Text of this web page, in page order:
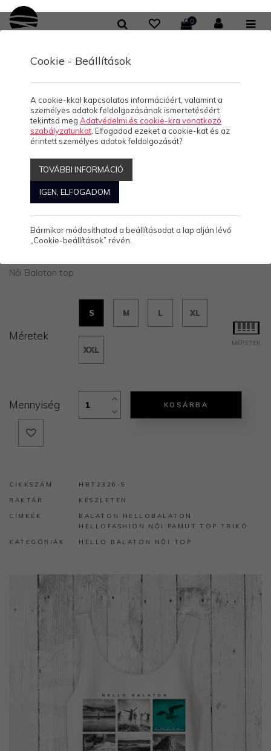
0
HAPPY MEMORIES- TOP
HAPPY MEMORIES- TOP
HAPPY MEMORIES-
TOP
4.490 Ft/db3.990 Ft/db
Női Balaton top
Méretek
S M L XL
XXL
MÉRETEK
Mennyiség KOSÁRBA
CIKKSZÁM
HBT2326-S
RAKTÁR
KÉSZLETEN
CÍMKÉK
BALATON
HELLOBALATON
HELLOFASHION
NŐI PAMUT TOP
TRIKÓ
KATEGÓRIÁK
HELLO BALATON NŐI TOP
Cookie - Beállítások
A cookie-kkal kapcsolatos információért, valamint a
személyes adatok feldolgozásának ismertetéséért
tekintsd meg Adatvédelmi és cookie-kra vonatkozó
szabályzatunkat . Elfogadod ezeket a cookie-kat és az
érintett személyes adatok feldolgozását?
TOVÁBBI INFORMÁCIÓ
IGEN, ELFOGADOM
Bármikor módosíthatod a beállításodat a lap alján lévő
„Cookie-beállítások” révén.